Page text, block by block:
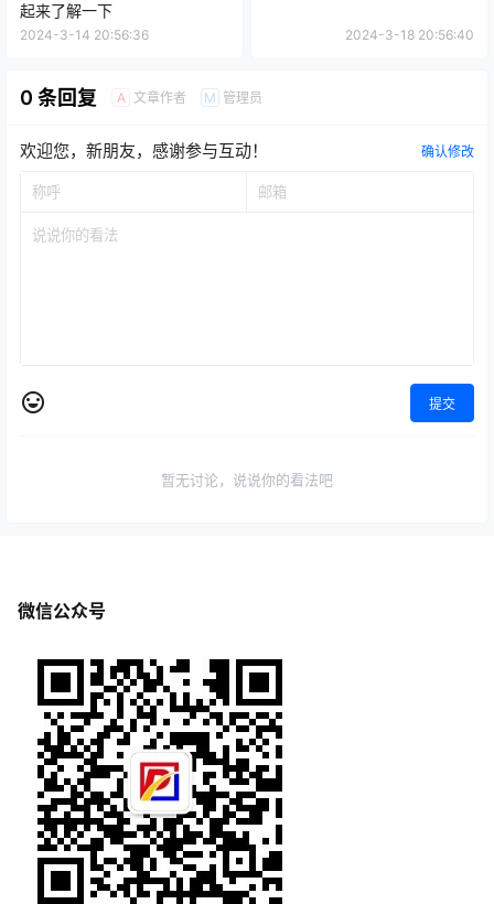
起来了解一下
2024-3-14 20:56:36 2024-3-18 20:56:40
0 条回复 A 文章作者 M 管理员
欢迎您，新朋友，感谢参与互动！ 确认修改
提交
暂无讨论，说说你的看法吧
微信公众号